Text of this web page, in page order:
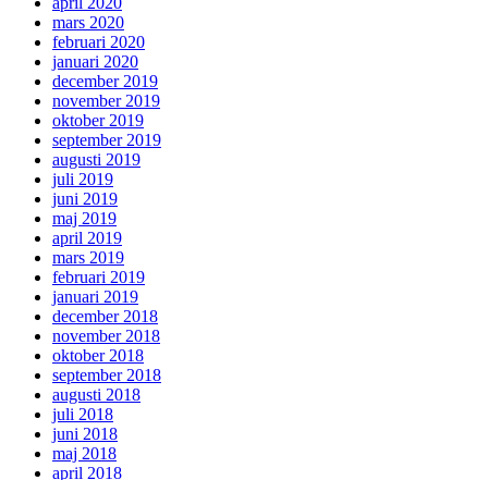
mars 2020
februari 2020
januari 2020
december 2019
november 2019
oktober 2019
september 2019
augusti 2019
juli 2019
juni 2019
maj 2019
april 2019
mars 2019
februari 2019
januari 2019
december 2018
november 2018
oktober 2018
september 2018
augusti 2018
juli 2018
juni 2018
maj 2018
april 2018